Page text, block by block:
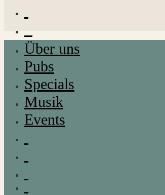
Über uns
Pubs
Specials
Musik
Events